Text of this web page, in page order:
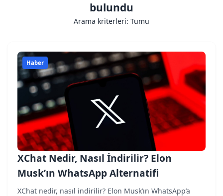
bulundu
Arama kriterleri: Tumu
Haber
XChat Nedir, Nasıl İndirilir? Elon
Musk’ın WhatsApp Alternatifi
XChat nedir, nasıl indirilir? Elon Musk’ın WhatsApp’a